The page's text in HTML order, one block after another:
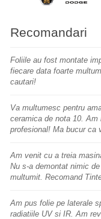
Recomandari
Foliile au fost montate
fiecare data foarte
cautari!
Va multumesc pentru
ceramica de nota 10.
profesional! Ma bucur ca
Am venit cu a treia
Nu s-a demontat nimic
multumit. Recomand
Am pus folie pe laterale
radiatiile UVsi IR. Am